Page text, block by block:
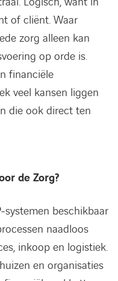
of cliënt. Waar
zorg alleen kan
op orde is.
financiële
veel kansen liggen
die ook direct ten
de Zorg?
systemen beschikbaar
naadloos
inkoop en logistiek.
en organisaties